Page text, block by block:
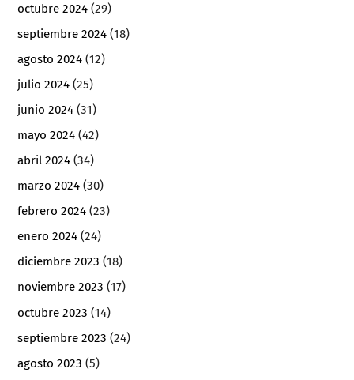
octubre 2024 (29)
septiembre 2024 (18)
agosto 2024 (12)
julio 2024 (25)
junio 2024 (31)
mayo 2024 (42)
abril 2024 (34)
marzo 2024 (30)
febrero 2024 (23)
enero 2024 (24)
diciembre 2023 (18)
noviembre 2023 (17)
octubre 2023 (14)
septiembre 2023 (24)
agosto 2023 (5)